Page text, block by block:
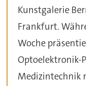
Kunstgalerie
Frankfurt.
Woche
Optoelektronik-
Medizintechnik